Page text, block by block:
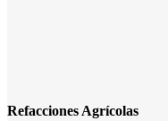
Refacciones Agrícolas